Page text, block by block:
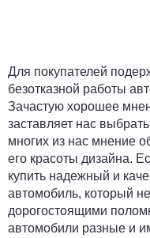
Для покупателей
безотказной работы
Зачастую хорошее
заставляет нас
многих из нас мнение
его красоты дизайна.
купить надежный и
автомобиль, который
дорогостоящими
автомобили разные и